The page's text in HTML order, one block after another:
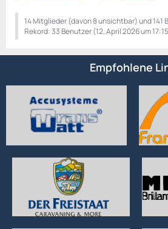
14 Mitglieder (davon 8 unsichtbar) und 141
Rekord: 33 Benutzer (12. April 2026 um 17:15
Empfohlene